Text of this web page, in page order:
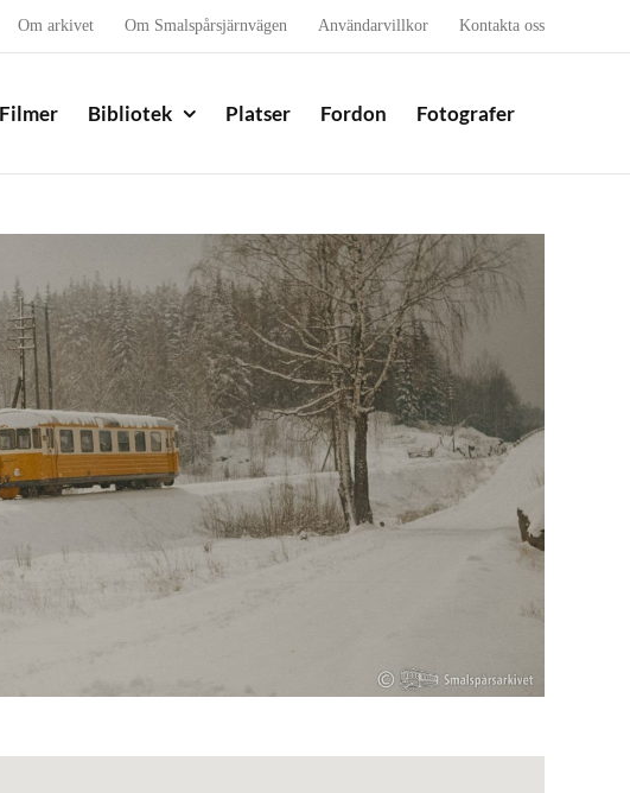
Om arkivet Om Smalspårsjärnvägen Användarvillkor Kontakta oss
Filmer Bibliotek Platser Fordon Fotografer